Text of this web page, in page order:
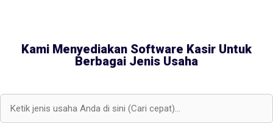
Kami Menyediakan Software Kasir Untuk
Berbagai Jenis Usaha